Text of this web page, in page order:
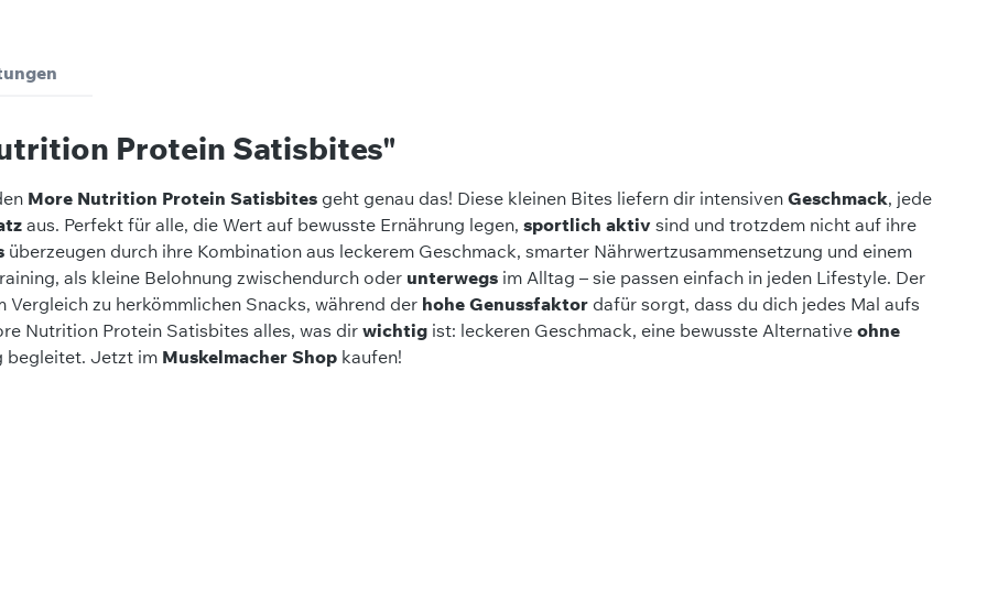
Protein Satisbites"
More Nutrition Protein Satisbites geht genau das! Diese kleinen Bites liefern dir intensiven Geschmack, jede
aus. Perfekt für alle, die Wert auf bewusste Ernährung legen, sportlich aktiv sind und trotzdem nicht auf ihre
überzeugen durch ihre Kombination aus leckerem Geschmack, smarter Nährwertzusammensetzung und einem
als kleine Belohnung zwischendurch oder unterwegs im Alltag – sie passen einfach in jeden Lifestyle. Der
Vergleich zu herkömmlichen Snacks, während der hohe Genussfaktor dafür sorgt, dass du dich jedes Mal aufs
Nutrition Protein Satisbites alles, was dir wichtig ist: leckeren Geschmack, eine bewusste Alternative ohne
begleitet. Jetzt im Muskelmacher Shop kaufen!